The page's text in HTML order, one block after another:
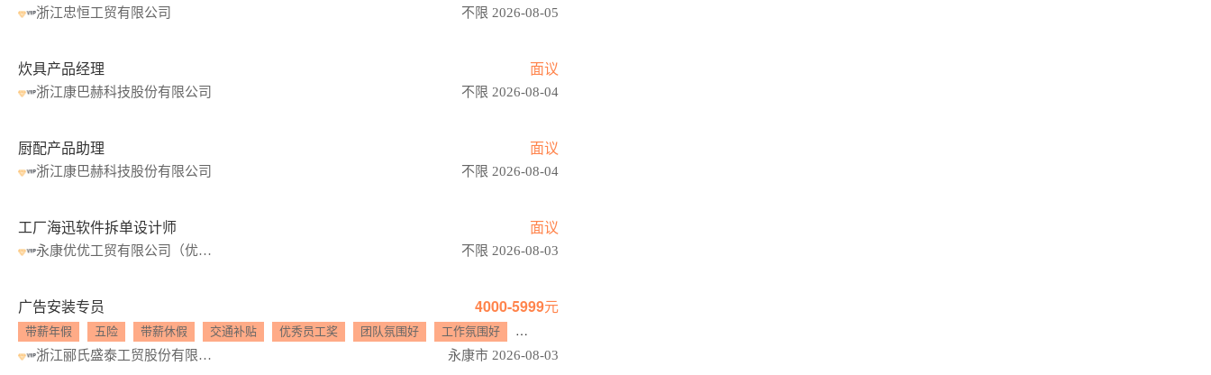
浙江忠恒工贸有限公司 不限 2026-08-05
炊具产品经理 面议
浙江康巴赫科技股份有限公司 不限 2026-08-04
厨配产品助理 面议
浙江康巴赫科技股份有限公司 不限 2026-08-04
工厂海迅软件拆单设计师 面议
永康优优工贸有限公司（优姆橱柜） 不限 2026-08-03
广告安装专员 4000-5999元
带薪年假 五险 带薪休假 交通补贴 优秀员工奖 团队氛围好 工作氛围好 年终奖
浙江郦氏盛泰工贸股份有限公司 永康市 2026-08-03